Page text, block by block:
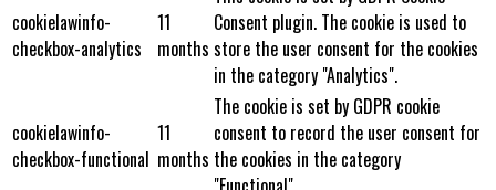
cookielawinfo-
checkbox-analytics
11
months
Consent plugin. The cookie is used to
store the user consent for the cookies
in the category "Analytics".
cookielawinfo-
checkbox-functional
11
months
The cookie is set by GDPR cookie
consent to record the user consent for
the cookies in the category